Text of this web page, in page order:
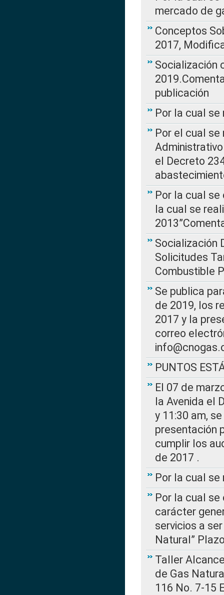
mercado de
Conceptos
2017,
Socialización
publicación
Por la cual se
Por el cual
el Decreto
Por la cual se
la cual se
Socialización
Solicitudes
Combustible
Se publica
de 2019, los
2017 y la
correo
PUNTOS
El 07 de
la Avenida el
y 11:30 am,
presentación
cumplir los
de 2017 .
Por la cual se
Por la cual
carácter
servicios a
Natural”
Taller
de Gas
116 No. 7-15